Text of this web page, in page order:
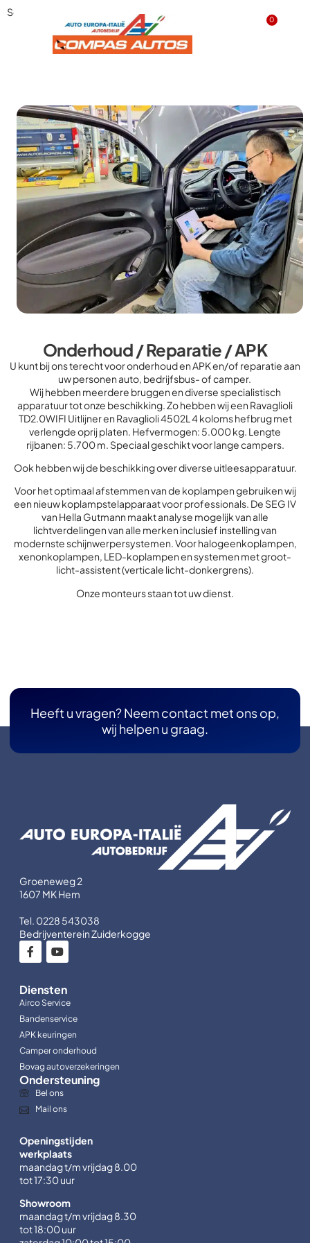
0
Service en onderhoud
Onderhoud / Reparatie / APK
U kunt bij ons terecht voor onderhoud en APK en/of reparatie aan
uw personen auto, bedrijfsbus- of camper.
Wij hebben meerdere bruggen en diverse specialistisch
apparatuur tot onze beschikking. Zo hebben wij een Ravaglioli
TD2.0WIFI Uitlijner en Ravaglioli 4502L 4 koloms hefbrug met
verlengde oprij platen. Hefvermogen: 5.000 kg. Lengte
rijbanen: 5.700 m. Speciaal geschikt voor lange campers.
Ook hebben wij de beschikking over diverse uitleesapparatuur.
Voor het optimaal afstemmen van de koplampen gebruiken wij
een nieuw koplampstelapparaat voor professionals. De SEG IV
van Hella Gutmann maakt analyse mogelijk van alle
lichtverdelingen van alle merken inclusief instelling van
modernste schijnwerpersystemen. Voor halogeenkoplampen,
xenonkoplampen, LED-koplampen en systemen met groot-
licht-assistent (verticale licht-donkergrens).
Onze monteurs staan tot uw dienst.
Heeft u vragen? Neem contact met ons op,
wij helpen u graag.
Groeneweg 2
1607 MK Hem
Tel. 0228 543038
Bedrijventerein Zuiderkogge
Diensten
Airco Service
Bandenservice
APK keuringen
Camper onderhoud
Bovag autoverzekeringen
Ondersteuning
Bel ons
Mail ons
Openingstijden
werkplaats
maandag t/m vrijdag 8.00
tot 17:30 uur
Showroom
maandag t/m vrijdag 8.30
tot 18:00 uur